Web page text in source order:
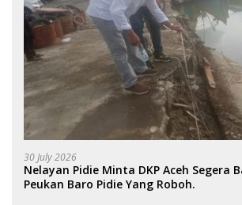
30 July 2026
Nelayan Pidie Minta DKP Aceh Segera
Peukan Baro Pidie Yang Roboh.